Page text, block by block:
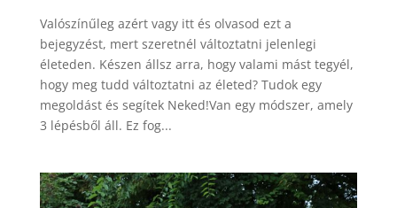
Valószínűleg azért vagy itt és olvasod ezt a
bejegyzést, mert szeretnél változtatni jelenlegi
életeden. Készen állsz arra, hogy valami mást tegyél,
hogy meg tudd változtatni az életed? Tudok egy
megoldást és segítek Neked!Van egy módszer, amely
3 lépésből áll. Ez fog...